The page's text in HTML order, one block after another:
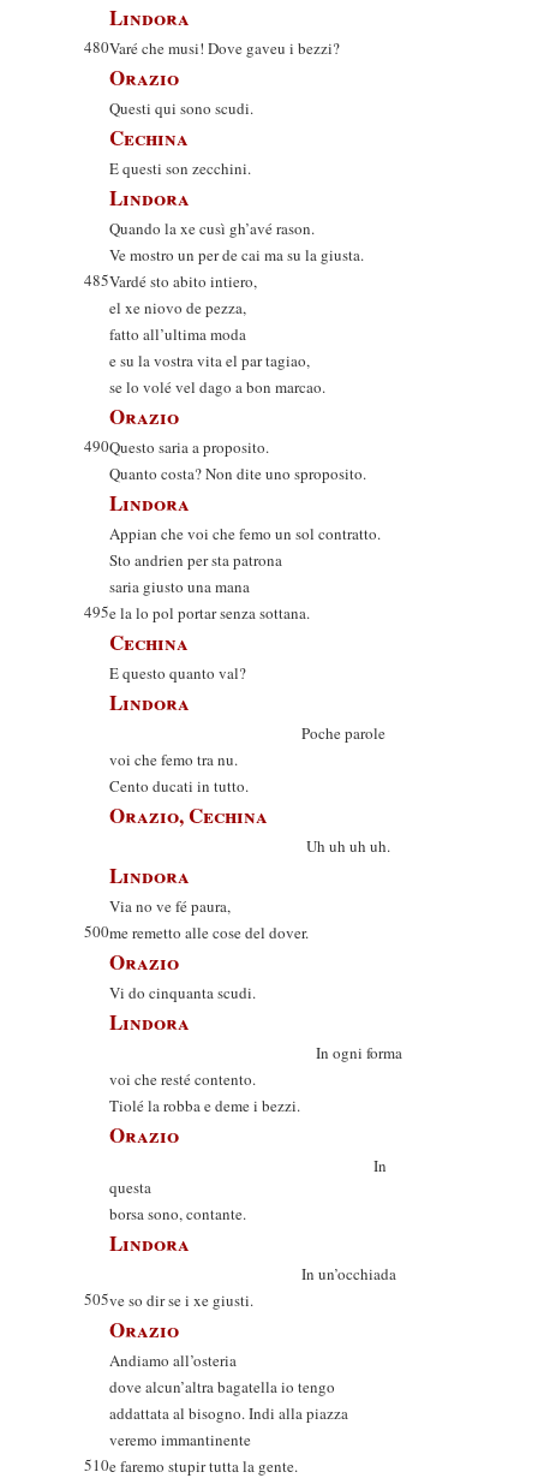
Lindora
480Varé che musi! Dove gaveu i bezzi?
Orazio
Questi qui sono scudi.
Cechina
E questi son zecchini.
Lindora
Quando la xe cusì gh’avé rason.
Ve mostro un per de cai ma su la giusta.
485Vardé sto abito intiero,
el xe niovo de pezza,
fatto all’ultima moda
e su la vostra vita el par tagiao,
se lo volé vel dago a bon marcao.
Orazio
490Questo saria a proposito.
Quanto costa? Non dite uno sproposito.
Lindora
Appian che voi che femo un sol contratto.
Sto andrien per sta patrona
saria giusto una mana
495e la lo pol portar senza sottana.
Cechina
E questo quanto val?
Lindora
Poche parole
voi che femo tra nu.
Cento ducati in tutto.
Orazio, Cechina
Uh uh uh uh.
Lindora
Via no ve fé paura,
500me remetto alle cose del dover.
Orazio
Vi do cinquanta scudi.
Lindora
In ogni forma
voi che resté contento.
Tiolé la robba e deme i bezzi.
Orazio
In
questa
borsa sono, contante.
Lindora
In un’occhiada
505ve so dir se i xe giusti.
Orazio
Andiamo all’osteria
dove alcun’altra bagatella io tengo
addattata al bisogno. Indi alla piazza
veremo immantinente
510e faremo stupir tutta la gente.